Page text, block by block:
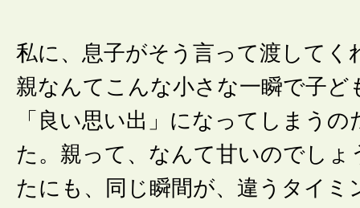
私に、息子がそう言って渡してく
親なんてこんな小さな一瞬で子ど
「良い思い出」になってしまう
た。親って、なんて甘いのでしょ
たにも、同じ瞬間が、違うタイミ